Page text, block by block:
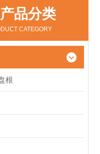
产品分类
CATEGORY
根